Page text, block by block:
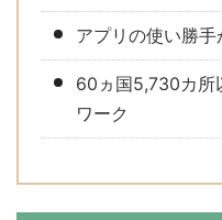
アプリの使い勝手
60ヵ国5,730カ所
ワーク